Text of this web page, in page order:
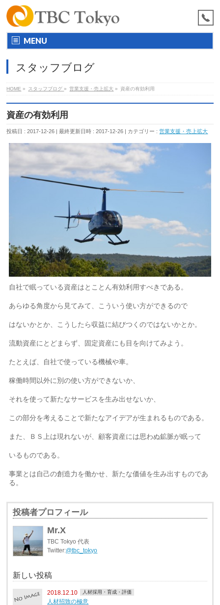
MENU
スタッフブログ
HOME » スタッフブログ» 営業支援・売上拡大 » 資産の有効利用
資産の有効利用
投稿日 : 2017-12-26 最終更新日時 : 2017-12-26 カテゴリー :営業支援・売上拡大
自社で眠っている資産はとことん有効利用すべきである。
あらゆる角度から見てみて、こういう使い方ができるので
はないかとか、こうしたら収益に結びつくのではないかとか。
流動資産にとどまらず、固定資産にも目を向けてみよう。
たとえば、自社で使っている機械や車。
稼働時間以外に別の使い方ができないか、
それを使って新たなサービスを生み出せないか、
この部分を考えることで新たなアイデアが生まれるものである。
また、ＢＳ上は現れないが、顧客資産には思わぬ鉱脈が眠って
いるものである。
事業とは自己の創造力を働かせ、新たな価値を生み出すものであ
る。
投稿者プロフィール
Mr.X
TBC Tokyo 代表
Twitter:@tbc_tokyo
新しい投稿
2018.12.10 人材採用・育成・評価
人材招致の極意